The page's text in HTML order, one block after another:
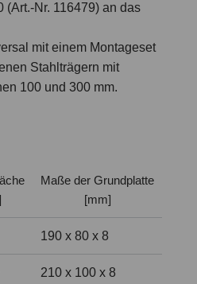
(Art.-Nr. 116479) an das
mit einem Montageset
Stahlträgern mit
100 und 300 mm.
Maße der Grundplatte
[mm]
190 x 80 x 8
210 x 100 x 8